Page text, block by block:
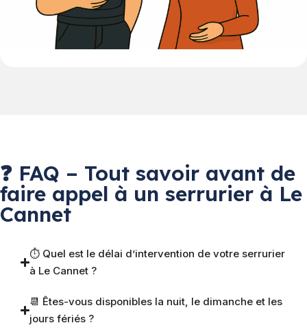
❓ FAQ – Tout savoir avant de
faire appel à un serrurier à Le
Cannet
⏱ Quel est le délai d’intervention de votre serrurier
à Le Cannet ?
📆 Êtes-vous disponibles la nuit, le dimanche et les
jours fériés ?